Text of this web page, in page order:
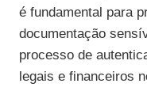
é fundamental para
documentação
processo de
legais e financeiros